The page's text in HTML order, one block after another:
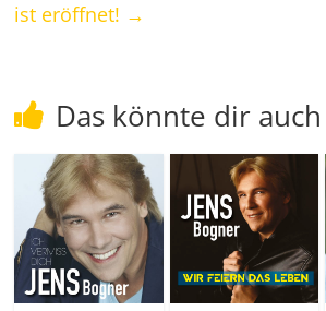
ist eröffnet! →
Das könnte dir